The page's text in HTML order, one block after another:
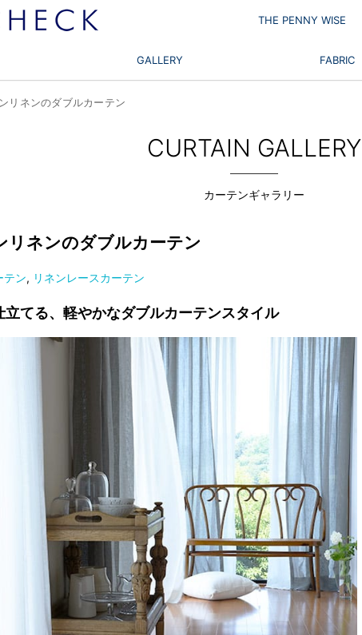
THE PENNY WISE
GALLERY FABRIC
リネンのダブルカーテン
CURTAIN GALLERY
カーテンギャラリー
ネンのダブルカーテン
テン, リネンレースカーテン
てる、軽やかなダブルカーテンスタイル